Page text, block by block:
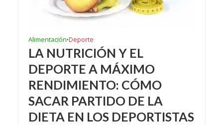
Alimentación•Deporte
LA NUTRICIÓN Y EL
DEPORTE A MÁXIMO
RENDIMIENTO: CÓMO
SACAR PARTIDO DE LA
DIETA EN LOS DEPORTISTAS